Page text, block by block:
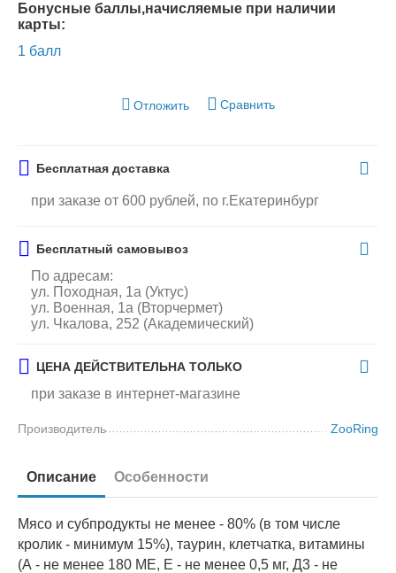
Бонусные баллы,начисляемые при наличии
карты:
1 балл
Отложить Сравнить
Бесплатная доставка
при заказе от 600 рублей, по г.Екатеринбург
Бесплатный самовывоз
По адресам:
ул. Походная, 1а (Уктус)
ул. Военная, 1а (Вторчермет)
ул. Чкалова, 252 (Академический)
ЦЕНА ДЕЙСТВИТЕЛЬНА ТОЛЬКО
при заказе в интернет-магазине
Производитель ZooRing
Описание Особенности
Мясо и субпродукты не менее - 80% (в том числе
кролик - минимум 15%), таурин, клетчатка, витамины
(А - не менее 180 МЕ, Е - не менее 0,5 мг, Д3 - не